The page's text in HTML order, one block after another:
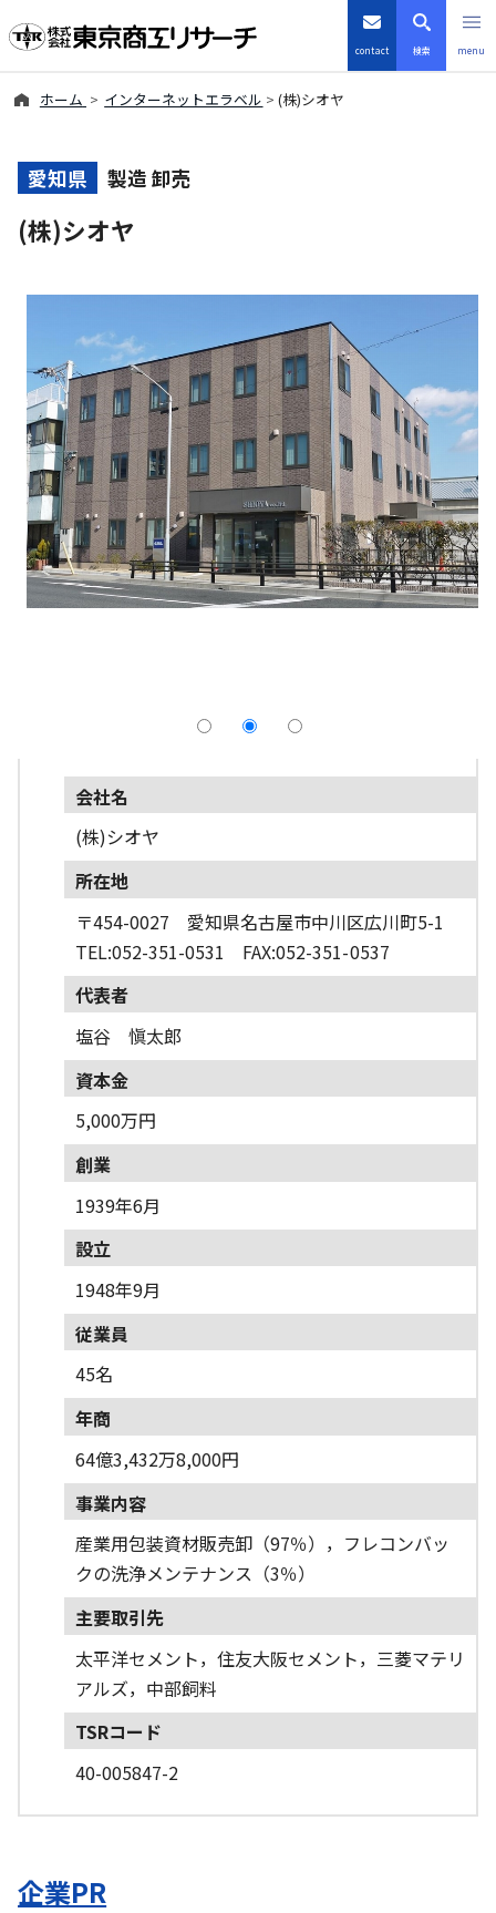
contact 検索 menu
TSRデータインサイト
優良企業サイト
会社案内
商品・サービス
導入事例
採用情報
よくあるご質問
ホーム インターネットエラベル (株)シオヤ
愛知県 製造 卸売
(株)シオヤ
会社名
(株)シオヤ
所在地
〒454-0027 愛知県名古屋市中川区広川町5-1
TEL:052-351-0531 FAX:052-351-0537
代表者
塩谷 愼太郎
資本金
5,000万円
創業
1939年6月
設立
1948年9月
従業員
45名
年商
64億3,432万8,000円
事業内容
産業用包装資材販売卸（97％），フレコンバッ
クの洗浄メンテナンス（3％）
主要取引先
太平洋セメント，住友大阪セメント，三菱マテリ
アルズ，中部飼料
TSRコード
40-005847-2
企業PR